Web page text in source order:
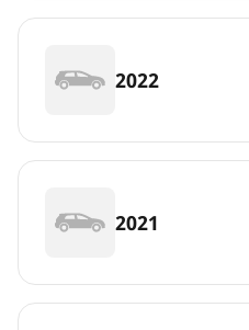
2022
2021